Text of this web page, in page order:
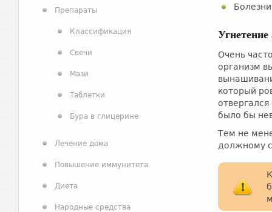
Препараты
Классификация
Свечи
Мази
Таблетки
Бура в глицерине
Лечение дома
Повышение иммунитета
Диета
Народные средства
Очень
организм
который
было бы
Тем не
должному